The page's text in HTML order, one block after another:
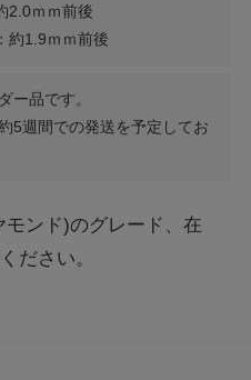
2.0ｍｍ前後
約1.9ｍｍ前後
ー品です。
5週間での発送を予定してお
ンド)のグレード、在
ださい。